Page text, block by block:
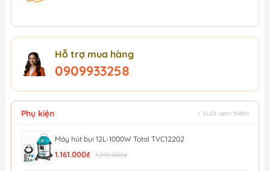
Hỗ trợ mua hàng
0909933258
Phụ kiện ↕ Vuốt xem thêm
Máy hút bụi 12L-1000W Total TVC12202
1.161.000₫ 1.290.000₫